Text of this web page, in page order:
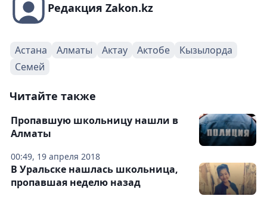
Редакция Zakon.kz
Астана Алматы Актау Актобе
Кызылорда
Семей
Читайте также
00:49, 19 апреля 2018
Пропавшую школьницу нашли в
Алматы
В Уральске нашлась школьница,
пропавшая неделю назад